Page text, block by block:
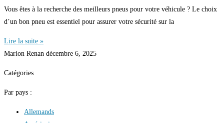
Vous êtes à la recherche des meilleurs pneus pour votre véhicule ? Le choix
d’un bon pneu est essentiel pour assurer votre sécurité sur la
Lire la suite »
Marion Renan décembre 6, 2025
Catégories
Par pays :
Allemands